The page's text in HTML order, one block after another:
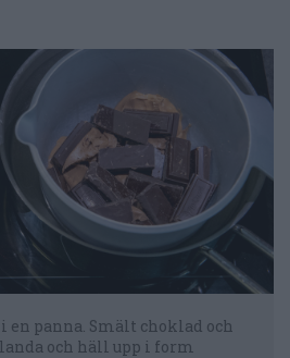
en panna. Smält choklad och
och häll upp i form